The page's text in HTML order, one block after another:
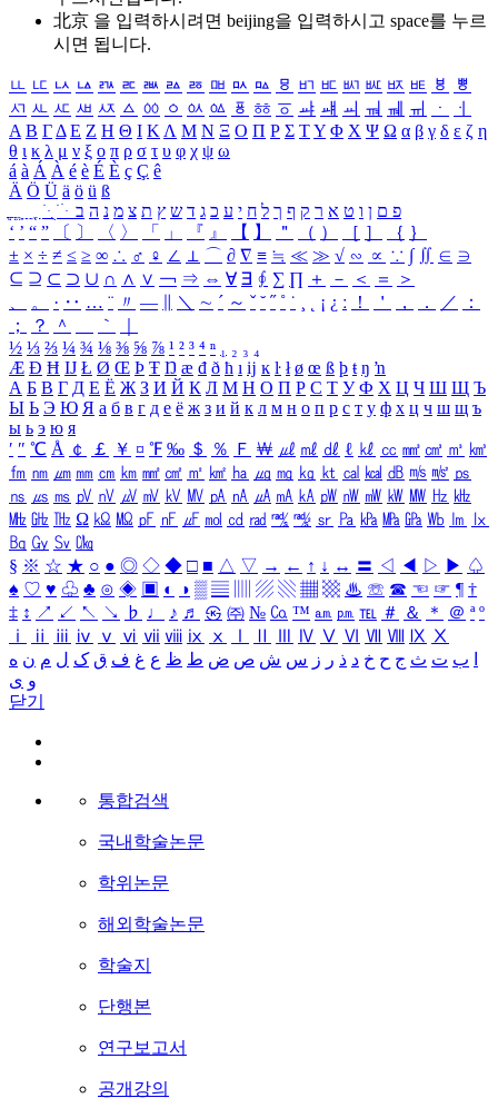
北京 을 입력하시려면 beijing을 입력하시고 space를 누르
시면 됩니다.
ㅥ ㅦ ㅧ ㅨ ㅩ ㅪ ㅫ ㅬ ㅭ ㅮ ㅯ ㅰ ㅱ ㅲ ㅳ ㅴ ㅵ ㅶ ㅷ ㅸ
ㅹ
ㅺ ㅻ ㅼ ㅽ ㅾ ㅿ ㆀ ㆁ ㆂ ㆃ ㆄ ㆅ ㆆ ㆇ ㆈ ㆉ ㆊ ㆋ ㆌ ㆍ
ㆎ
Α Β ΓΔ Ε Ζ Η Θ Ι ΚΛ Μ Ν Ξ Ο Π Ρ Σ ΤΥ Φ Χ Ψ Ω α β γ δ ε ζ η
θ ι κ λ μ ν ξ ο π ρ σ τ υ φ χ ψ ω
á à Á À é è É È ç Ç ê
Ä Ö Ü ä ö ü ß
ִֶֹ ֻּ ׁׂ פ ם ן ו ט א ר ק ף ך ל ח י ע כ ג ד ש ץ ת צ מ נ ה ב
‘ ’ “ ” 〔 〕 〈 〉 「 」 『 』 【 】 ＂ （ ） ［ ］ ｛ ｝
± × ÷ ≠ ≤ ≥ ∞ ∴ ♂ ♀ ∠ ⊥ ⌒ ∂ ∇ ≡ ≒ ≪ ≫ √ ∽ ∝ ∵ ∫ ∬ ∈ ∋
⊆ ⊇ ⊂ ⊃ ∪ ∩ ∧ ∨ ￢ ⇒ ⇔ ∀ ∃ ∮ ∑ ∏ ＋ － ＜ ＝
＞
、
。 · ‥ … ¨ 〃 ― ＼ ∼ ´ ～ ˇ ˘ ˝ ˚ ˙ ¸ ¡ ¿ ː ！ ＇ ， ． ／
：
；
？ ＾ ｀
½ ⅓ ⅔ ¼ ¾ ⅛ ⅜ ⅝ ⅞ ¹ ² ³ ⁴ ⁿ ₁ ₂ ₃ ₄
Æ Ð Ħ Ĳ Ł Ø Œ Þ Ŧ Ŋ æ đ ð ħ ı ĳ ĸ ŀ ł ø œ ß þ ŧ ŋ ŉ
А Б В Г Д Е Ё Ж З И Й К Л М Н О П Р С Т У Ф Х Ц Ч Ш Щ Ъ
Ы Ь Э Ю Я а б в г д е ё ж з и й к л м н о п р с т у ф х ц ч ш щ ъ
ы ь э ю я
′ ″ ℃ Å ￠ ￡ ￥ ¤ ℉ ‰ ＄ ％ Ｆ ￦ ㎕ ㎖ ㎗ ℓ ㎘ ㏄ ㎣ ㎤ ㎥ ㎦
㎙ ㎚ ㎛ ㎜ ㎝ ㎞ ㎟ ㎠ ㎡ ㎢ ㏊ ㎍ ㎎ ㎏ ㏏ ㎈ ㎉ ㏈ ㎧ ㎨ ㎰
㎱ ㎲ ㎳ ㎴ ㎵ ㎶ ㎷ ㎸ ㎹ ㎀ ㎁ ㎂ ㎃ ㎄ ㎺ ㎻ ㎽ ㎾ ㎿ ㎐ ㎑
㎒ ㎓ ㎔ Ω ㏀ ㏁ ㎊ ㎋ ㎌ ㏖ ㏅ ㎭ ㎮ ㎯ ㏛ ㎩ ㎪ ㎫ ㎬ ㏝ ㏐
㏓
㏃ ㏉ ㏜ ㏆
§ ※ ☆ ★ ○ ● ◎ ◇ ◆ □ ■ △ ▽ → ← ↑ ↓ ↔ 〓 ◁ ◀ ▷ ▶ ♤
♠ ♡ ♥ ♧ ♣ ⊙ ◈ ▣ ◐ ◑ ▒ ▤ ▨ ▧ ▦ ▩ ♨ ☏ ☎ ☜ ☞ ¶ †
‡ ↕ ↗ ↙ ↖ ↘ ♭ ♩ ♪ ♬ ㉿ ㈜ № ㏇ ™ ㏂ ㏘ ℡ ＃ ＆ ＊ ＠ ª º
ⅰ
ⅱ ⅲ ⅳ ⅴ ⅵ ⅶ ⅷ ⅸ ⅹ Ⅳ Ⅴ Ⅵ Ⅶ Ⅷ Ⅸ Ⅹ
ب ت ث ج ح خ د ذ ر ز س ش ص ض ط ظ ع غ ف ق ک ل م ن ه
و ی
닫기
통합검색
국내학술논문
학위논문
해외학술논문
학술지
단행본
연구보고서
공개강의